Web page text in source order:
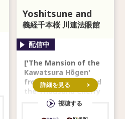
Yoshitsune and
the Thousand
Cherry Trees
義経千本桜 川連法眼館
['The Mansion of the
Kawatsura Hōgen'
from 'Yoshitsune and
the Thousand Cherry
Trees' *With seconda
詳細を見る
視聴する